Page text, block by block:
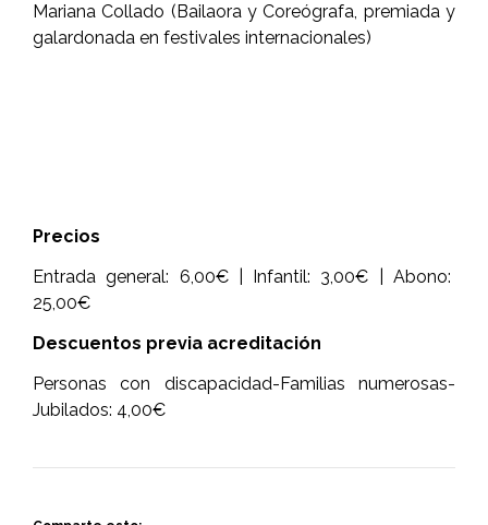
Mariana Collado (Bailaora y Coreógrafa, premiada y
galardonada en festivales internacionales)
Precios
Entrada general: 6,00€ | Infantil: 3,00€ | Abono:
25,00€
Descuentos previa acreditación
Personas con discapacidad-Familias numerosas-
Jubilados: 4,00€